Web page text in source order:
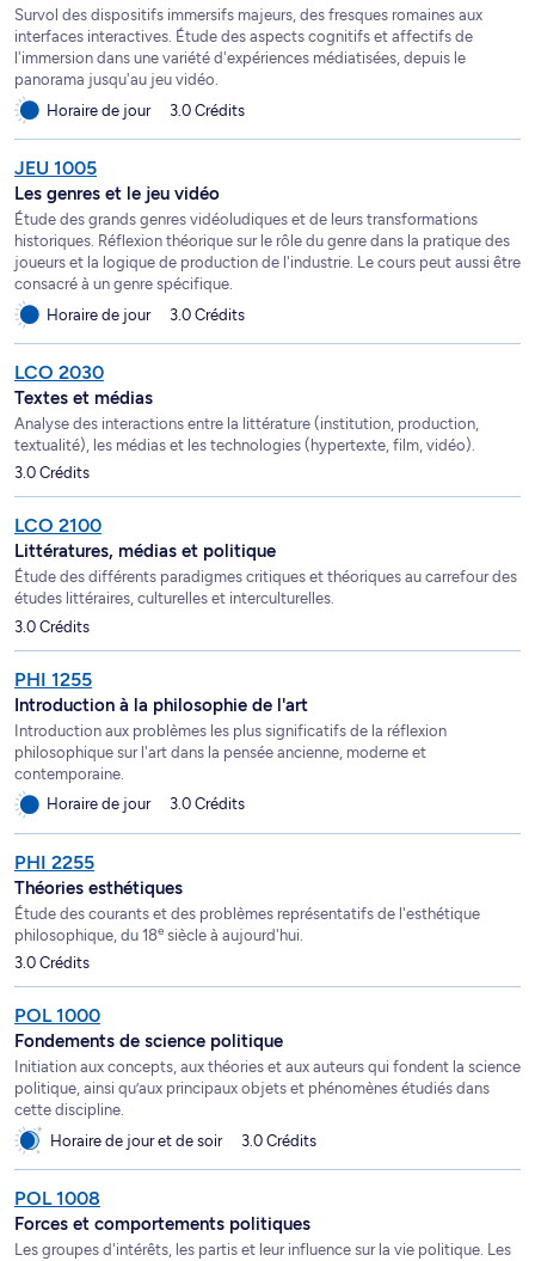
Survol des dispositifs immersifs majeurs, des fresques romaines aux
interfaces interactives. Étude des aspects cognitifs et affectifs de
l'immersion dans une variété d'expériences médiatisées, depuis le
panorama jusqu'au jeu vidéo.
Horaire de jour
3.0 Crédits
JEU 1005
Les genres et le jeu vidéo
Étude des grands genres vidéoludiques et de leurs transformations
historiques. Réflexion théorique sur le rôle du genre dans la pratique des
joueurs et la logique de production de l'industrie. Le cours peut aussi être
consacré à un genre spécifique.
Horaire de jour
3.0 Crédits
LCO 2030
Textes et médias
Analyse des interactions entre la littérature (institution, production,
textualité), les médias et les technologies (hypertexte, film, vidéo).
3.0 Crédits
LCO 2100
Littératures, médias et politique
Étude des différents paradigmes critiques et théoriques au carrefour des
études littéraires, culturelles et interculturelles.
3.0 Crédits
PHI 1255
Introduction à la philosophie de l'art
Introduction aux problèmes les plus significatifs de la réflexion
philosophique sur l'art dans la pensée ancienne, moderne et
contemporaine.
Horaire de jour
3.0 Crédits
PHI 2255
Théories esthétiques
Étude des courants et des problèmes représentatifs de l'esthétique
philosophique, du 18e siècle à aujourd'hui.
3.0 Crédits
POL 1000
Fondements de science politique
Initiation aux concepts, aux théories et aux auteurs qui fondent la science
politique, ainsi qu’aux principaux objets et phénomènes étudiés dans
cette discipline.
Horaire de jour et de soir
3.0 Crédits
POL 1008
Forces et comportements politiques
Les groupes d'intérêts, les partis et leur influence sur la vie politique. Les